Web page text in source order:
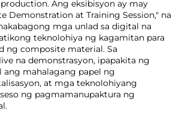
Ang eksibisyon ay may
Demonstration at Training Session," na
mga unlad sa digital na
teknolohiya ng kagamitan para
ng composite material. Sa
na demonstrasyon, ipapakita ng
ang mahalagang papel ng
at mga teknolohiyang
ng pagmamanupaktura ng